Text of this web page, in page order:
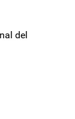
del